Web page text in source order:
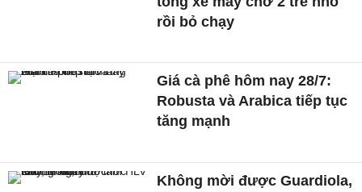
rồi bỏ chạy
Giá cà phê hôm nay 28/7:
Robusta và Arabica tiếp tục
tăng mạnh
Không mời được Guardiola,